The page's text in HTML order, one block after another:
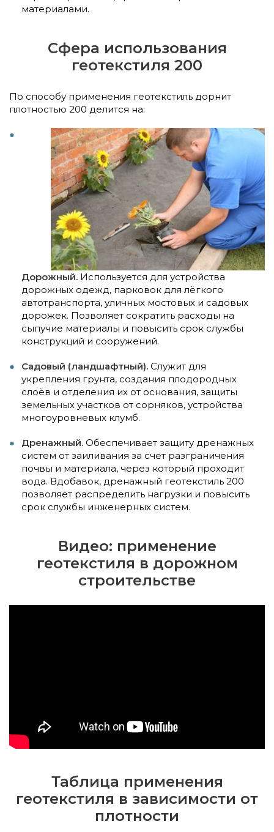
материалами.
Сфера использования
геотекстиля 200
По способу применения геотекстиль дорнит
плотностью 200 делится на:
Дорожный. Используется для устройства
дорожных одежд, парковок для лёгкого
автотранспорта, уличных мостовых и садовых
дорожек. Позволяет сократить расходы на
сыпучие материалы и повысить срок службы
конструкций и сооружений.
Садовый (ландшафтный). Служит для
укрепления грунта, создания плодородных
слоёв и отделения их от основания, защиты
земельных участков от сорняков, устройства
многоуровневых клумб.
Дренажный. Обеспечивает защиту дренажных
систем от заиливания за счет разграничения
почвы и материала, через который проходит
вода. Вдобавок, дренажный геотекстиль 200
позволяет распределить нагрузки и повысить
срок службы инженерных систем.
Видео: применение
геотекстиля в дорожном
строительстве
Таблица применения
геотекстиля в зависимости от
плотности